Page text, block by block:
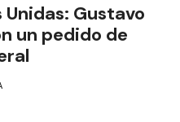
Unidas: Gustavo
un pedido de